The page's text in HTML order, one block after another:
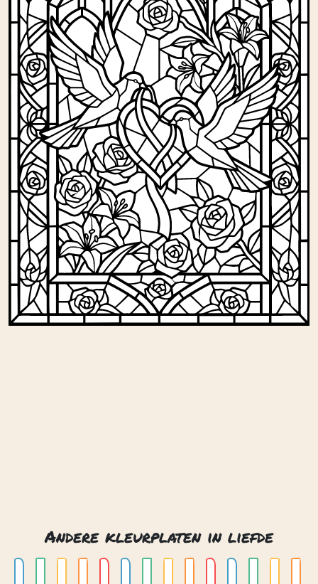
Andere kleurplaten in liefde